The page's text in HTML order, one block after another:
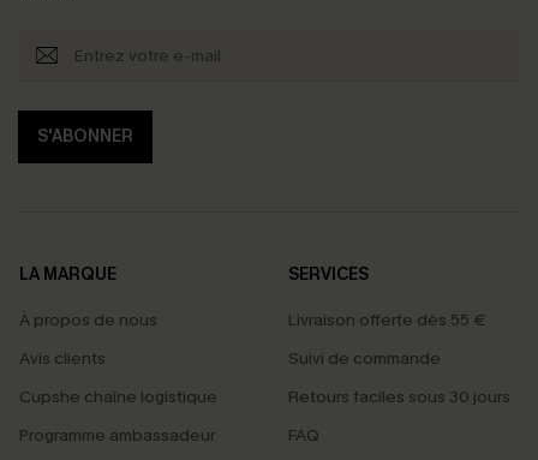
S'ABONNER
LA MARQUE
À propos de nous
Avis clients
Cupshe chaîne logistique
Programme ambassadeur
SERVICES
Livraison offerte dès 55 €
Suivi de commande
Retours faciles sous 30 jours
FAQ